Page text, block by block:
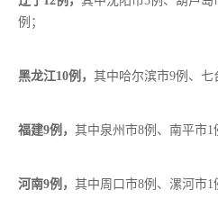
例；
黑龙江10例， 其中哈尔滨市9例、七
福建9例， 其中泉州市8例、南平市1
河南9例， 其中周口市8例、漯河市1